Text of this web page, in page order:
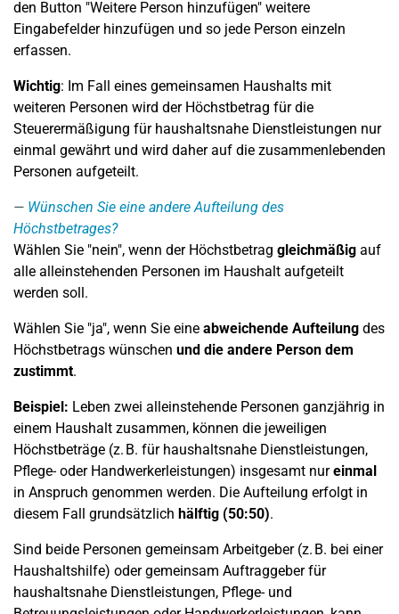
den Button "Weitere Person hinzufügen" weitere
Eingabefelder hinzufügen und so jede Person einzeln
erfassen.
Wichtig: Im Fall eines gemeinsamen Haushalts mit
weiteren Personen wird der Höchstbetrag für die
Steuerermäßigung für haushaltsnahe Dienstleistungen nur
einmal gewährt und wird daher auf die zusammenlebenden
Personen aufgeteilt.
Wünschen Sie eine andere Aufteilung des
Höchstbetrages?
Wählen Sie "nein", wenn der Höchstbetrag gleichmäßig auf
alle alleinstehenden Personen im Haushalt aufgeteilt
werden soll.
Wählen Sie "ja", wenn Sie eine abweichende Aufteilung des
Höchstbetrags wünschen und die andere Person dem
zustimmt.
Beispiel: Leben zwei alleinstehende Personen ganzjährig in
einem Haushalt zusammen, können die jeweiligen
Höchstbeträge (z. B. für haushaltsnahe Dienstleistungen,
Pflege- oder Handwerkerleistungen) insgesamt nureinmal
in Anspruch genommen werden. Die Aufteilung erfolgt in
diesem Fall grundsätzlich hälftig (50:50).
Sind beide Personen gemeinsam Arbeitgeber (z. B. bei einer
Haushaltshilfe) oder gemeinsam Auftraggeber für
haushaltsnahe Dienstleistungen, Pflege- und